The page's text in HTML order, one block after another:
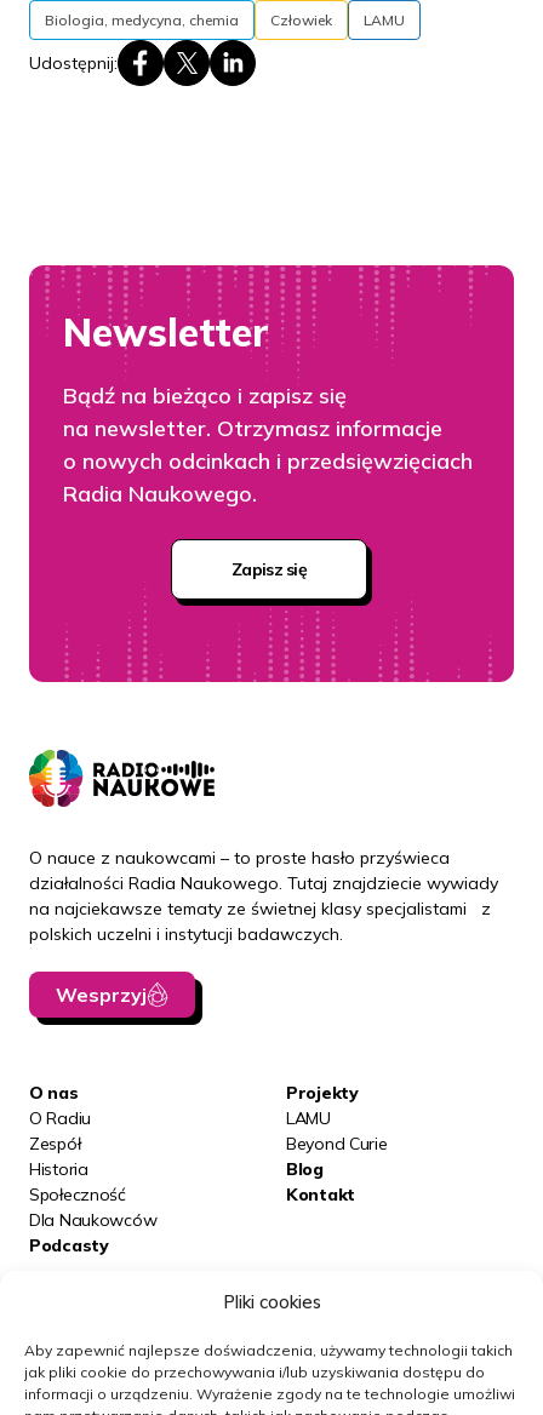
Pliki cookies
Aby zapewnić najlepsze doświadczenia, używamy technologii takich
jak pliki cookie do przechowywania i/lub uzyskiwania dostępu do
informacji o urządzeniu. Wyrażenie zgody na te technologie umożliwi
Biologia, medycyna, chemia Człowiek LAMU
Udostępnij:
Newsletter
Bądź na bieżąco i zapisz się
na newsletter. Otrzymasz informacje
o nowych odcinkach i przedsięwzięciach
Radia Naukowego.
Zapisz się
O nauce z naukowcami – to proste hasło przyświeca
działalności Radia Naukowego. Tutaj znajdziecie wywiady
na najciekawsze tematy ze świetnej klasy specjalistami z
polskich uczelni i instytucji badawczych.
Wesprzyj
O nas
O Radiu
Zespół
Historia
Społeczność
Dla Naukowców
Podcasty
Projekty
LAMU
Beyond Curie
Blog
Kontakt